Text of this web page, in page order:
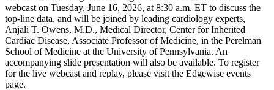
webcast on Tuesday, June 16, 2026, at 8:30 a.m. ET to discuss the
top-line data, and will be joined by leading cardiology experts,
Anjali T. Owens, M.D., Medical Director, Center for Inherited
Cardiac Disease, Associate Professor of Medicine, in the Perelman
School of Medicine at the University of Pennsylvania. An
accompanying slide presentation will also be available. To register
for the live webcast and replay, please visit the Edgewise events
page.